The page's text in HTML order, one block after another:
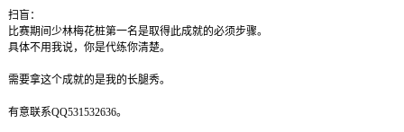
扫盲：
比赛期间少林梅花桩第一名是取得此成就的必须步骤。
具体不用我说，你是代练你清楚。
需要拿这个成就的是我的长腿秀。
有意联系QQ531532636。